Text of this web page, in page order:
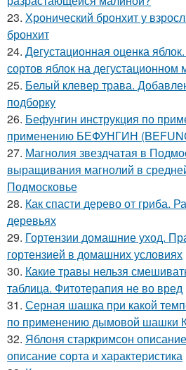
23. Хронический бронхит у
бронхит
24. Дегустационная оценка
сортов яблок на
25. Белый клевер трава.
подборку
26. Бефунгин инструкция по
применению БЕФУНГИН
27. Магнолия звездчатая в
выращивания магнолий в
Подмосковье
28. Как спасти дерево от гриба.
деревьях
29. Гортензии домашние уход.
гортензией в домашних условиях
30. Какие травы нельзя
таблица. Фитотерапия не во вред
31. Серная шашка при какой
по применению дымовой шашки
32. Яблоня старкримсон
описание сорта и характеристика